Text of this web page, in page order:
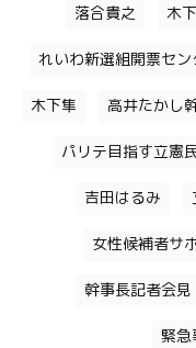
落合貴之 木
れいわ新選組開票セン
木下隼 高井たかし
パリテ目指す立憲
吉田はるみ
女性候補者サ
幹事長記者会見
緊急